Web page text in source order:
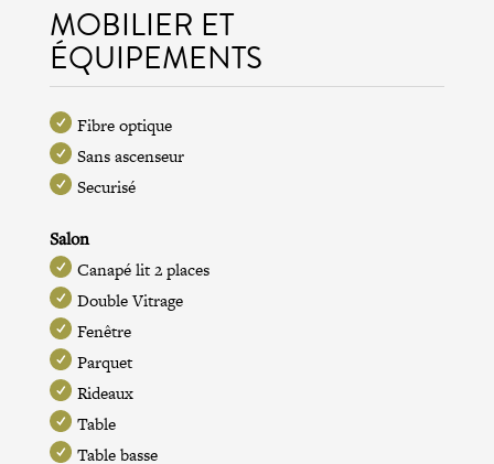
MOBILIER ET
ÉQUIPEMENTS
Fibre optique
Sans ascenseur
Securisé
Salon
Canapé lit 2 places
Double Vitrage
Fenêtre
Parquet
Rideaux
Table
Table basse